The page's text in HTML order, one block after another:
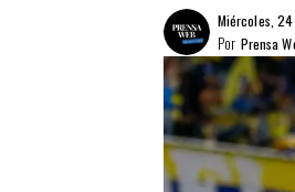
Miércoles,
Prensa
Por